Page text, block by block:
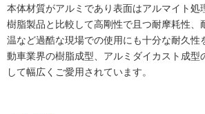
本体材質がアルミであり表面はアルマイト処
樹脂製品と比較して高剛性で且つ耐摩耗性、
温など過酷な現場での使用にも十分な耐久性
動車業界の樹脂成型、アルミダイカスト成型
して幅広くご愛用されています。